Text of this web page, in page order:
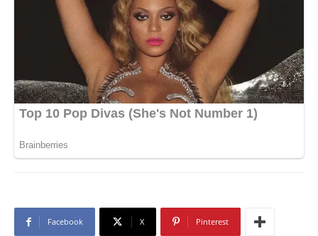
Facebook X Pinterest